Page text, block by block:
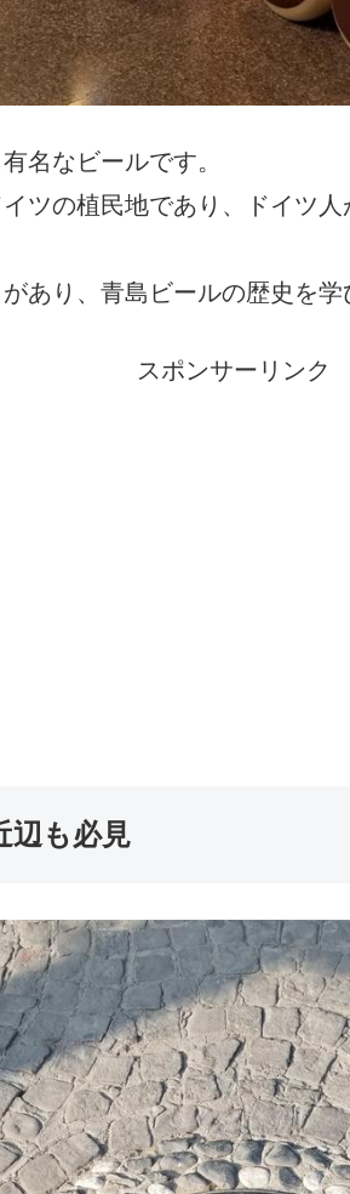
名なビールです。
ツの植民地であり、ドイツ
あり、青島ビールの歴史を学
スポンサーリンク
辺も必見